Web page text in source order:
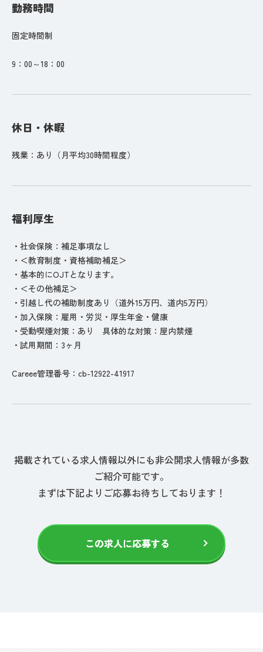
勤務時間
固定時間制
9：00～18：00
休日・休暇
残業：あり（月平均30時間程度）
福利厚生
・社会保険：補足事項なし
・＜教育制度・資格補助補足＞
・基本的にOJTとなります。
・＜その他補足＞
・引越し代の補助制度あり（道外15万円、道内5万円）
・加入保険：雇用・労災・厚生年金・健康
・受動喫煙対策：あり 具体的な対策：屋内禁煙
・試用期間：3ヶ月
Careee管理番号：cb-12922-41917
掲載されている求人情報以外にも非公開求人情報が多数
ご紹介可能です。
まずは下記よりご応募お待ちしております！
この求人に応募する